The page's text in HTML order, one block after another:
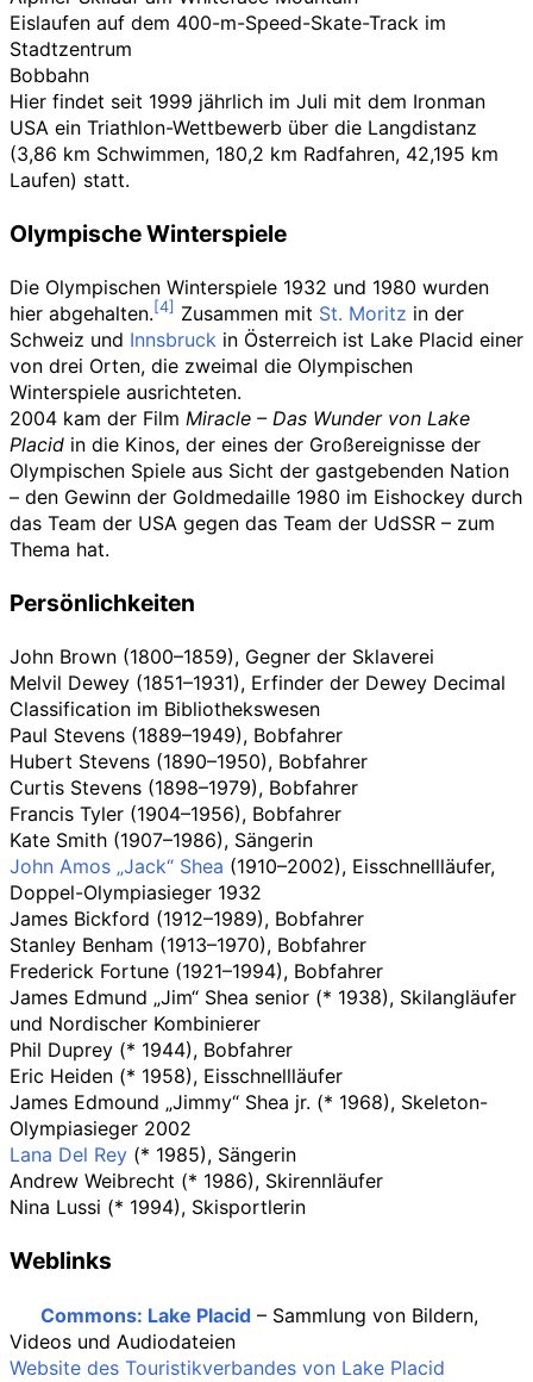
Eislaufen auf dem 400-m-Speed-Skate-Track im
Stadtzentrum
Bobbahn
Hier findet seit 1999 jährlich im Juli mit dem Ironman
USA ein Triathlon-Wettbewerb über die Langdistanz
(3,86 km Schwimmen, 180,2 km Radfahren, 42,195 km
Laufen) statt.
Olympische Winterspiele
Die Olympischen Winterspiele 1932 und 1980 wurden
hier abgehalten.
Zusammen mit St. Moritz in der
Schweiz und Innsbruck in Österreich ist Lake Placid einer
von drei Orten, die zweimal die Olympischen
Winterspiele ausrichteten.
2004 kam der Film Miracle – Das Wunder von Lake
Placid in die Kinos, der eines der Großereignisse der
Olympischen Spiele aus Sicht der gastgebenden Nation
– den Gewinn der Goldmedaille 1980 im Eishockey durch
das Team der USA gegen das Team der UdSSR – zum
Thema hat.
Persönlichkeiten
John Brown (1800–1859), Gegner der Sklaverei
Melvil Dewey (1851–1931), Erfinder der Dewey Decimal
Classification im Bibliothekswesen
Paul Stevens (1889–1949), Bobfahrer
Hubert Stevens (1890–1950), Bobfahrer
Curtis Stevens (1898–1979), Bobfahrer
Francis Tyler (1904–1956), Bobfahrer
Kate Smith (1907–1986), Sängerin
John Amos „Jack“ Shea (1910–2002), Eisschnellläufer,
Doppel-Olympiasieger 1932
James Bickford (1912–1989), Bobfahrer
Stanley Benham (1913–1970), Bobfahrer
Frederick Fortune (1921–1994), Bobfahrer
James Edmund „Jim“ Shea senior (* 1938), Skilangläufer
und Nordischer Kombinierer
Phil Duprey (* 1944), Bobfahrer
Eric Heiden (* 1958), Eisschnellläufer
James Edmound „Jimmy“ Shea jr. (* 1968), Skeleton-
Olympiasieger 2002
Lana Del Rey (* 1985), Sängerin
Andrew Weibrecht (* 1986), Skirennläufer
Nina Lussi (* 1994), Skisportlerin
Weblinks
Commons: Lake Placid – Sammlung von Bildern,
Videos und Audiodateien
Website des Touristikverbandes von Lake Placid